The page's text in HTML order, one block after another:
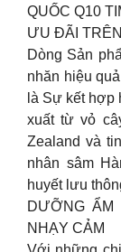
QUỐC Q10
ƯU ĐÃI
Dòng Sản
nhăn hiệu
là Sự kết hợp
xuất từ vỏ
Zealand và
nhân sâm
huyết lưu
DƯỠNG ẨM
NHẠY CẢM